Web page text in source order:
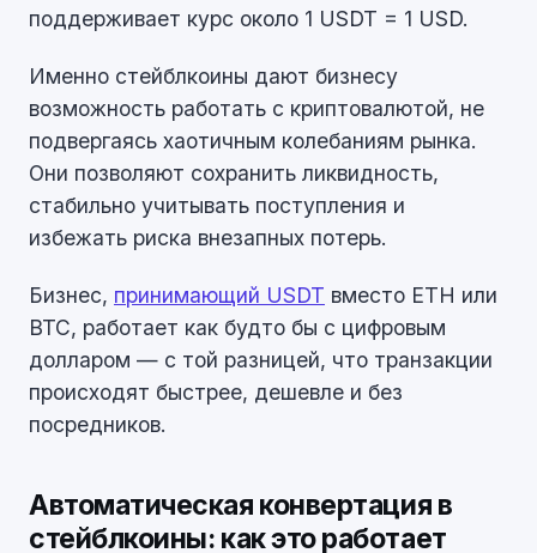
поддерживает курс около 1 USDT = 1 USD.
Именно стейблкоины дают бизнесу
возможность работать с криптовалютой, не
подвергаясь хаотичным колебаниям рынка.
Они позволяют сохранить ликвидность,
стабильно учитывать поступления и
избежать риска внезапных потерь.
Бизнес, принимающий USDT вместо ETH или
BTC, работает как будто бы с цифровым
долларом — с той разницей, что транзакции
происходят быстрее, дешевле и без
посредников.
Автоматическая конвертация в
стейблкоины: как это работает